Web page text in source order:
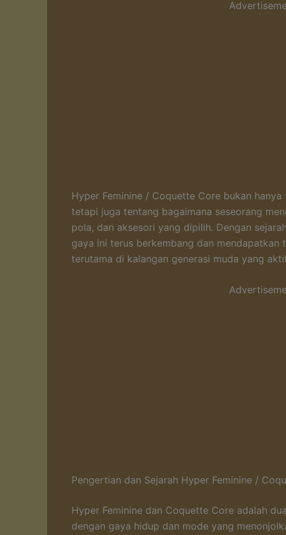
Hyper Feminine / Coquette Core bukan
tetapi juga tentang bagaimana seseorang
pola, dan aksesori yang dipilih. Dengan
gaya ini terus berkembang dan mendapatkan
terutama di kalangan generasi muda yang
Pengertian dan Sejarah Hyper Feminine /
Hyper Feminine dan Coquette Core adalah
dengan gaya hidup dan mode yang